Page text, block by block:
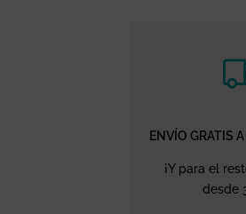
ENVÍO GRATIS
¡Y para el
desde